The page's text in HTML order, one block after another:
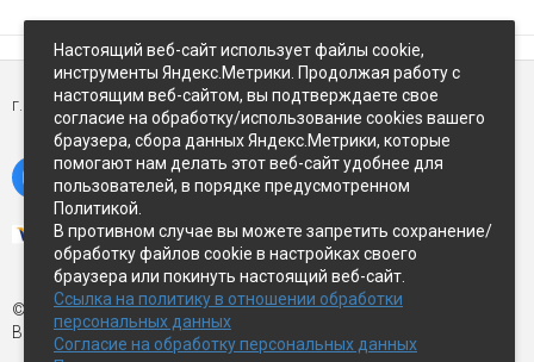
г. Петропавловск-Камчатский,ул Восточное-шоссе, д.5
© Экспострой, 2026 г.
Все права защищены
Настоящий веб-сайт использует файлы cookie,
инструменты Яндекс.Метрики. Продолжая работу с
настоящим веб-сайтом, вы подтверждаете свое
согласие на обработку/использование cookies вашего
браузера, сбора данных Яндекс.Метрики, которые
помогают нам делать этот веб-сайт удобнее для
пользователей, в порядке предусмотренном
Политикой.
В противном случае вы можете запретить сохранение/
обработку файлов cookie в настройках своего
браузера или покинуть настоящий веб-сайт.
Ссылка на политику в отношении обработки
персональных данных
Согласие на обработку персональных данных